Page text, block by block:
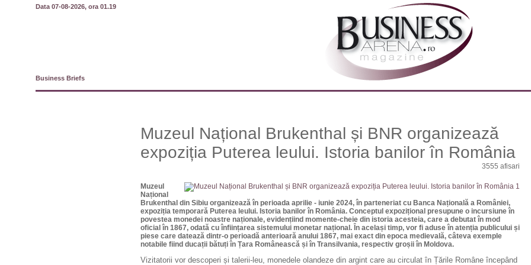
Data 07-08-2026, ora 01.19
Business Briefs
Muzeul Național Brukenthal și BNR organizează
expoziția Puterea leului. Istoria banilor în România
3555 afisari
Muzeul
Național
Brukenthal din Sibiu organizează în perioada aprilie - iunie 2024, în parteneriat cu Banca Națională a României,
expoziția temporară Puterea leului. Istoria banilor în România. Conceptul expozițional presupune o incursiune în
povestea monedei noastre naționale, evidențiind momente-cheie din istoria acesteia, care a debutat în mod
oficial în 1867, odată cu înființarea sistemului monetar național. În același timp, vor fi aduse în atenția publicului și
piese care datează dintr-o perioadă anterioară anului 1867, mai exact din epoca medievală, câteva exemple
notabile fiind ducații bătuți în Țara Românească și în Transilvania, respectiv groșii în Moldova.
Vizitatorii vor descoperi și talerii-leu, monedele olandeze din argint care au circulat în Țările Române începând